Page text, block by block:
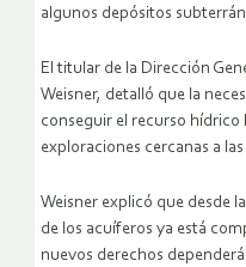
algunos depósitos
El titular de la Dirección
Weisner, detalló que la
conseguir el recurso hídrico
exploraciones cercanas a
Weisner explicó que desde
de los acuíferos ya está
nuevos derechos